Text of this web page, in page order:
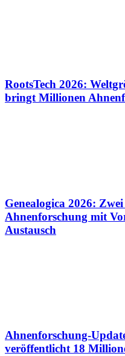
RootsTech 2026:
bringt Millionen
Genealogica 2026:
Ahnenforschung mit
Austausch
Ahnenforschung-
veröffentlicht 18